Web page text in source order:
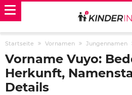
Startseite Vornamen Jungennamen
Vorname Vuyo:
Herkunft,
Details